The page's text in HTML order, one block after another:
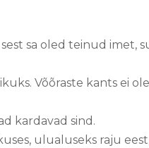
sa oled teinud imet,
Võõraste kants ei
kardavad sind.
ulualuseks raju